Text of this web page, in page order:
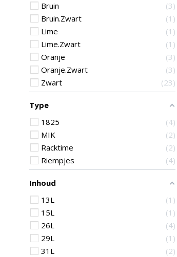
Bruin
3
Bruin.Zwart
1
Lime
1
Lime.Zwart
1
Oranje
3
Oranje.Zwart
3
Zwart
23
Type
1825
4
MIK
2
Racktime
2
Riempjes
4
Inhoud
13L
1
15L
1
26L
4
29L
1
31L
2